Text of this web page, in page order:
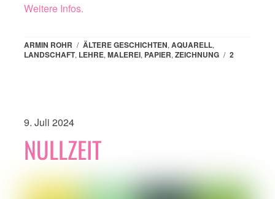
Weitere Infos.
ARMIN ROHR / ÄLTERE GESCHICHTEN, AQUARELL,
LANDSCHAFT, LEHRE, MALEREI, PAPIER, ZEICHNUNG / 2
9. Juli 2024
NULLZEIT